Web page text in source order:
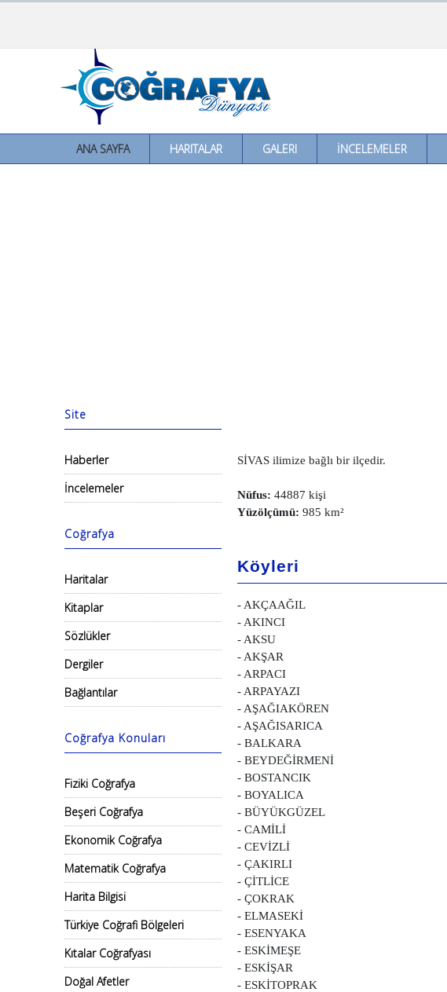
ANA SAYFA HARITALAR GALERI İNCELEMELER
Site
Haberler
İncelemeler
Coğrafya
Haritalar
Kitaplar
Sözlükler
Dergiler
Bağlantılar
Coğrafya Konuları
Fiziki Coğrafya
Beşeri Coğrafya
Ekonomik Coğrafya
Matematik Coğrafya
Harita Bilgisi
Türkiye Coğrafi Bölgeleri
Kıtalar Coğrafyası
Doğal Afetler
SİVAS ilimize bağlı bir ilçedir.
Nüfus: 44887 kişi
Yüzölçümü: 985 km²
Köyleri
- AKÇAAĞIL
- AKINCI
- AKSU
- AKŞAR
- ARPACI
- ARPAYAZI
- AŞAĞIAKÖREN
- AŞAĞISARICA
- BALKARA
- BEYDEĞİRMENİ
- BOSTANCIK
- BOYALICA
- BÜYÜKGÜZEL
- CAMİLİ
- CEVİZLİ
- ÇAKIRLI
- ÇİTLİCE
- ÇOKRAK
- ELMASEKİ
- ESENYAKA
- ESKİMEŞE
- ESKİŞAR
- ESKİTOPRAK